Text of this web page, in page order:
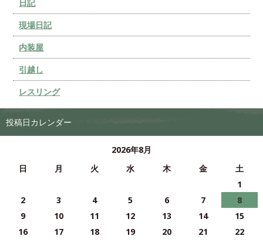
日記
現場日記
内装屋
引越し
レスリング
投稿日カレンダー
2026年8月
日
月 火 水 木 金
土
1
2
3 4 5 6 7
8
9
10 11 12 13 14
15
16
17 18 19 20 21
22